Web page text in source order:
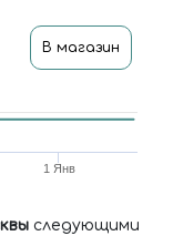
В магазин
1 Янв
следующими